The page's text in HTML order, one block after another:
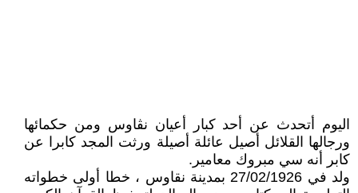
اليوم أتحدث عن أحد كبار أعيان نڨاوس ومن حكمائها
ورجالها القلائل أصيل عائلة أصيلة ورثت المجد كابرا عن
كابر أنه سي مبروك معامير.
ولد في 27/02/1926 بمدينة نقاوس ، خطا أولى خطواته